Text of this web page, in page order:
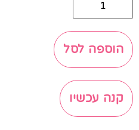
הוספה לסל
קנה עכשיו